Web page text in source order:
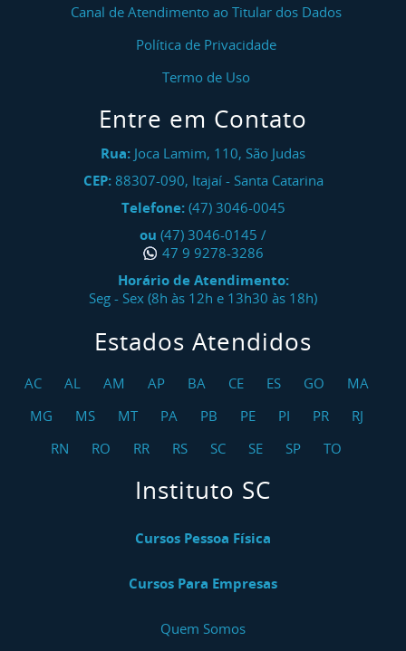
Canal de Atendimento ao Titular dos Dados
Política de Privacidade
Termo de Uso
Entre em Contato
Rua: Joca Lamim, 110, São Judas
CEP: 88307-090, Itajaí- Santa Catarina
Telefone: (47) 3046-0045
ou (47) 3046-0145 /
47 9 9278-3286
Horário de Atendimento:
Seg - Sex (8h às 12h e 13h30 às 18h)
Estados Atendidos
AC AL AM AP BA CE ES GO
MA
MG
MS MT PA PB PE PI PR
RJ
RN
RO RR RS SC SE SP TO
Instituto SC
Cursos Pessoa Física
Cursos Para Empresas
Quem Somos